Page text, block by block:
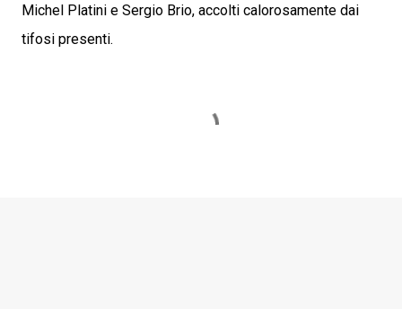
Michel Platini e Sergio Brio, accolti calorosamente dai
tifosi presenti.